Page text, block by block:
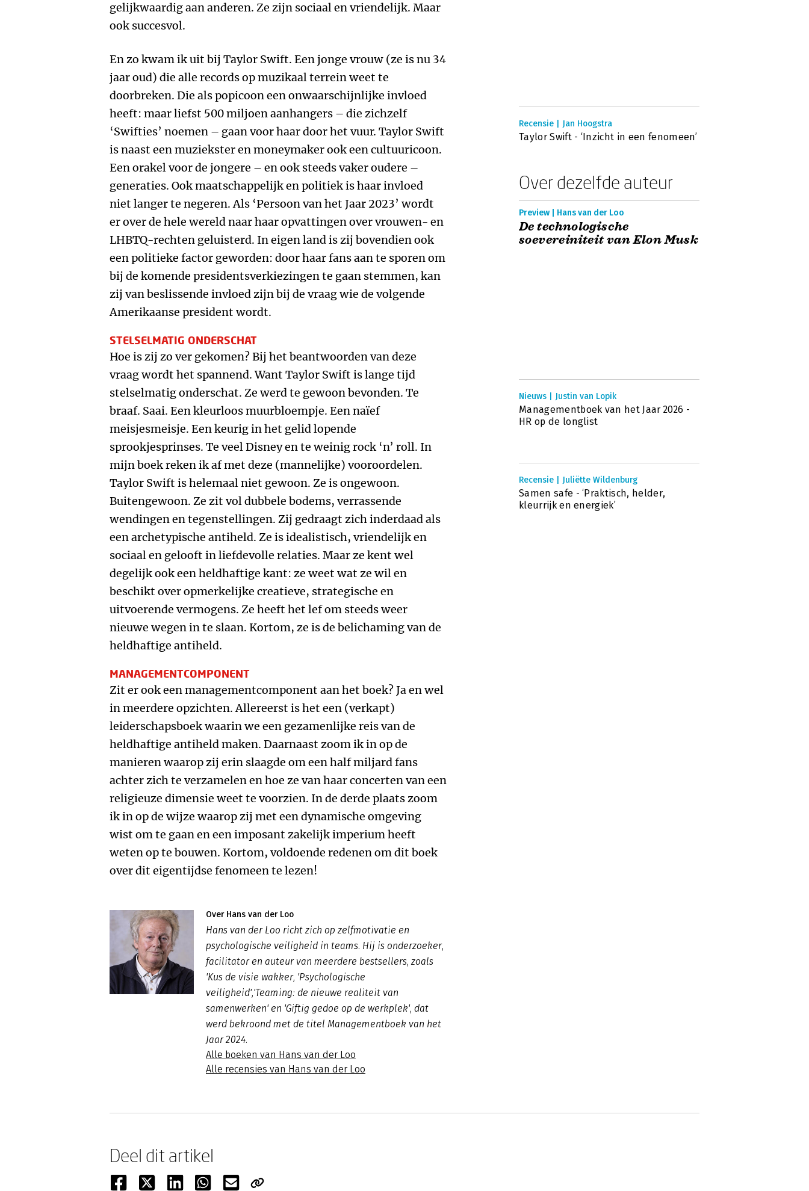
gelijkwaardig aan anderen. Ze zijn sociaal en vriendelijk. Maar
ook succesvol.
En zo kwam ik uit bij Taylor Swift. Een jonge vrouw (ze is nu 34
jaar oud) die alle records op muzikaal terrein weet te
doorbreken. Die als popicoon een onwaarschijnlijke invloed
heeft: maar liefst 500 miljoen aanhangers – die zichzelf
‘Swifties’ noemen – gaan voor haar door het vuur. Taylor Swift
is naast een muziekster en moneymaker ook een cultuuricoon.
Een orakel voor de jongere – en ook steeds vaker oudere –
generaties. Ook maatschappelijk en politiek is haar invloed
niet langer te negeren. Als ‘Persoon van het Jaar 2023’ wordt
er over de hele wereld naar haar opvattingen over vrouwen- en
LHBTQ-rechten geluisterd. In eigen land is zij bovendien ook
een politieke factor geworden: door haar fans aan te sporen om
bij de komende presidentsverkiezingen te gaan stemmen, kan
zij van beslissende invloed zijn bij de vraag wie de volgende
Amerikaanse president wordt.
STELSELMATIG ONDERSCHAT
Hoe is zij zo ver gekomen? Bij het beantwoorden van deze
vraag wordt het spannend. Want Taylor Swift is lange tijd
stelselmatig onderschat. Ze werd te gewoon bevonden. Te
braaf. Saai. Een kleurloos muurbloempje. Een naïef
meisjesmeisje. Een keurig in het gelid lopende
sprookjesprinses. Te veel Disney en te weinig rock ‘n’ roll. In
mijn boek reken ik af met deze (mannelijke) vooroordelen.
Taylor Swift is helemaal niet gewoon. Ze is ongewoon.
Buitengewoon. Ze zit vol dubbele bodems, verrassende
wendingen en tegenstellingen. Zij gedraagt zich inderdaad als
een archetypische antiheld. Ze is idealistisch, vriendelijk en
sociaal en gelooft in liefdevolle relaties. Maar ze kent wel
degelijk ook een heldhaftige kant: ze weet wat ze wil en
beschikt over opmerkelijke creatieve, strategische en
uitvoerende vermogens. Ze heeft het lef om steeds weer
nieuwe wegen in te slaan. Kortom, ze is de belichaming van de
heldhaftige antiheld.
MANAGEMENTCOMPONENT
Zit er ook een managementcomponent aan het boek? Ja en wel
in meerdere opzichten. Allereerst is het een (verkapt)
leiderschapsboek waarin we een gezamenlijke reis van de
heldhaftige antiheld maken. Daarnaast zoom ik in op de
manieren waarop zij erin slaagde om een half miljard fans
achter zich te verzamelen en hoe ze van haar concerten van een
religieuze dimensie weet te voorzien. In de derde plaats zoom
ik in op de wijze waarop zij met een dynamische omgeving
wist om te gaan en een imposant zakelijk imperium heeft
weten op te bouwen. Kortom, voldoende redenen om dit boek
over dit eigentijdse fenomeen te lezen!
Over Hans van der Loo
Hans van der Loo richt zich op zelfmotivatie en
psychologische veiligheid in teams. Hij is onderzoeker,
facilitator en auteur van meerdere bestsellers, zoals
'Kus de visie wakker, 'Psychologische
veiligheid','Teaming: de nieuwe realiteit van
samenwerken' en 'Giftig gedoe op de werkplek', dat
werd bekroond met de titel Managementboek van het
Jaar 2024.
Alle boeken van Hans van der Loo
Alle recensies van Hans van der Loo
Recensie | Jan Hoogstra
Taylor Swift - ‘Inzicht in een fenomeen’
Over dezelfde auteur
Preview | Hans van der Loo
De technologische
soevereiniteit van Elon Musk
Nieuws | Justin van Lopik
Managementboek van het Jaar 2026 -
HR op de longlist
Recensie | Juliëtte Wildenburg
Samen safe - ‘Praktisch, helder,
kleurrijk en energiek’
Deel dit artikel